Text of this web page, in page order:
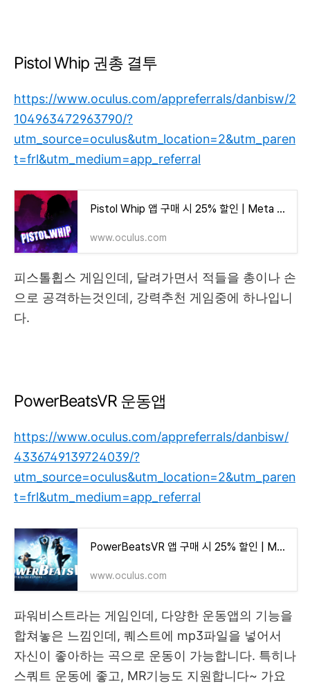
Pistol Whip 권총 결투
https://www.oculus.com/appreferrals/danbisw/2
104963472963790/?
utm_source=oculus&utm_location=2&utm_paren
t=frl&utm_medium=app_referral
Pistol Whip 앱 구매 시 25% 할인 | Meta Quest
www.oculus.com
피스톨휩스 게임인데, 달려가면서 적들을 총이나 손
으로 공격하는것인데, 강력추천 게임중에 하나입니
다.
PowerBeatsVR 운동앱
https://www.oculus.com/appreferrals/danbisw/
4336749139724039/?
utm_source=oculus&utm_location=2&utm_paren
t=frl&utm_medium=app_referral
PowerBeatsVR 앱 구매 시 25% 할인 | Meta Quest
www.oculus.com
파워비스트라는 게임인데, 다양한 운동앱의 기능을
합쳐놓은 느낌인데, 퀘스트에 mp3파일을 넣어서
자신이 좋아하는 곡으로 운동이 가능합니다. 특히나
스쿼트 운동에 좋고, MR기능도 지원합니다~ 가요